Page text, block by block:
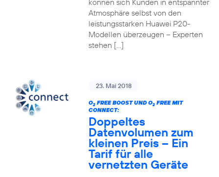
können sich Kunden in entspannter
Atmosphäre selbst von den
leistungsstarken Huawei P20-
Modellen überzeugen – Experten
stehen […]
23. Mai 2018
O2FREE BOOST UND O2FREE MIT
CONNECT:
Doppeltes
Datenvolumen zum
kleinen Preis – Ein
Tarif für alle
vernetzten Geräte